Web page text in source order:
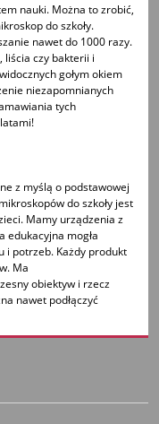
nauki. Można to zrobić,
do szkoły.
nawet do 1000 razy.
liścia czy bakterii i
gołym okiem
niezapomnianych
tych
z myślą o podstawowej
do szkoły jest
Mamy urządzenia z
edukacyjna mogła
i potrzeb. Każdy produkt
Ma
obiektyw i rzecz
nawet podłączyć